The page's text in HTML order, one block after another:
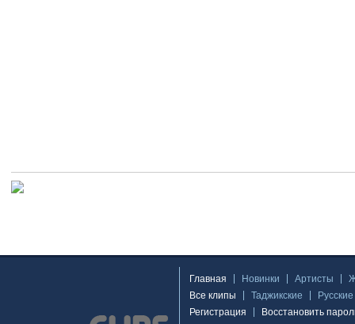
Главная Новинки Артисты
Все клипы
Таджикские
Русские
Регистрация
Восстановить